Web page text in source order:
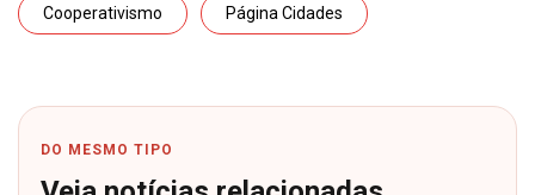
Cooperativismo Página Cidades
DO MESMO TIPO